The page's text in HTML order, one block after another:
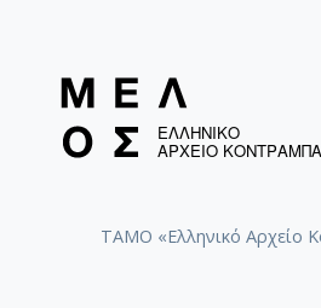
ΤΑΜΟ «Ελληνικό Αρχείο